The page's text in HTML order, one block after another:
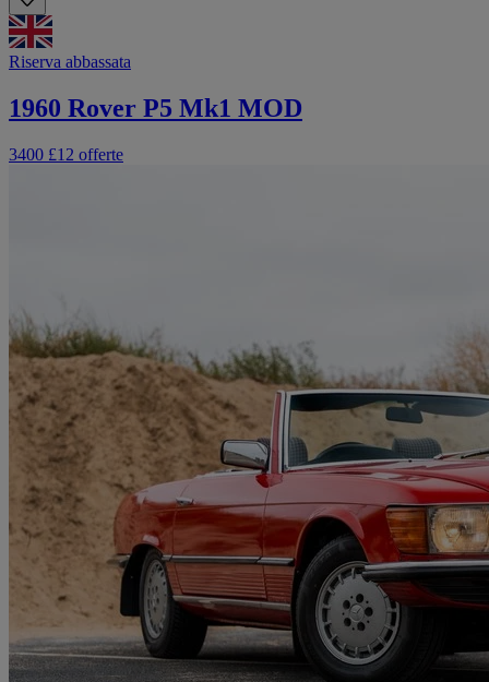
Riserva abbassata
1960 Rover P5 Mk1 MOD
3400 £12 offerte